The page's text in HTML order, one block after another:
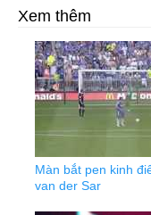
Xem thêm
Màn bắt pen kinh
van der Sar